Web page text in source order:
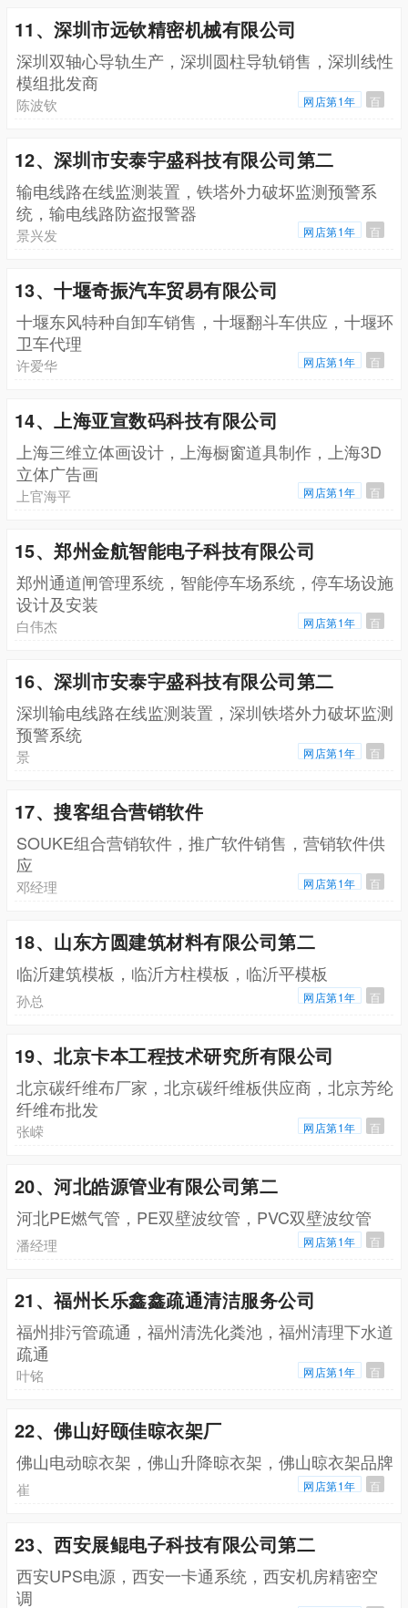
11、深圳市远钦精密机械有限公司
深圳双轴心导轨生产，深圳圆柱导轨销售，深圳线性
模组批发商
陈波钦 网店第1年 百
12、深圳市安泰宇盛科技有限公司第二
输电线路在线监测装置，铁塔外力破坏监测预警系
统，输电线路防盗报警器
景兴发 网店第1年 百
13、十堰奇振汽车贸易有限公司
十堰东风特种自卸车销售，十堰翻斗车供应，十堰环
卫车代理
许爱华 网店第1年 百
14、上海亚宣数码科技有限公司
上海三维立体画设计，上海橱窗道具制作，上海3D
立体广告画
上官海平 网店第1年 百
15、郑州金航智能电子科技有限公司
郑州通道闸管理系统，智能停车场系统，停车场设施
设计及安装
白伟杰 网店第1年 百
16、深圳市安泰宇盛科技有限公司第二
深圳输电线路在线监测装置，深圳铁塔外力破坏监测
预警系统
景 网店第1年 百
17、搜客组合营销软件
SOUKE组合营销软件，推广软件销售，营销软件供
应
邓经理 网店第1年 百
18、山东方圆建筑材料有限公司第二
临沂建筑模板，临沂方柱模板，临沂平模板
孙总 网店第1年 百
19、北京卡本工程技术研究所有限公司
北京碳纤维布厂家，北京碳纤维板供应商，北京芳纶
纤维布批发
张嵘 网店第1年 百
20、河北皓源管业有限公司第二
河北PE燃气管，PE双壁波纹管，PVC双壁波纹管
潘经理 网店第1年 百
21、福州长乐鑫鑫疏通清洁服务公司
福州排污管疏通，福州清洗化粪池，福州清理下水道
疏通
叶铭 网店第1年 百
22、佛山好颐佳晾衣架厂
佛山电动晾衣架，佛山升降晾衣架，佛山晾衣架品牌
崔 网店第1年 百
23、西安展鲲电子科技有限公司第二
西安UPS电源，西安一卡通系统，西安机房精密空
调